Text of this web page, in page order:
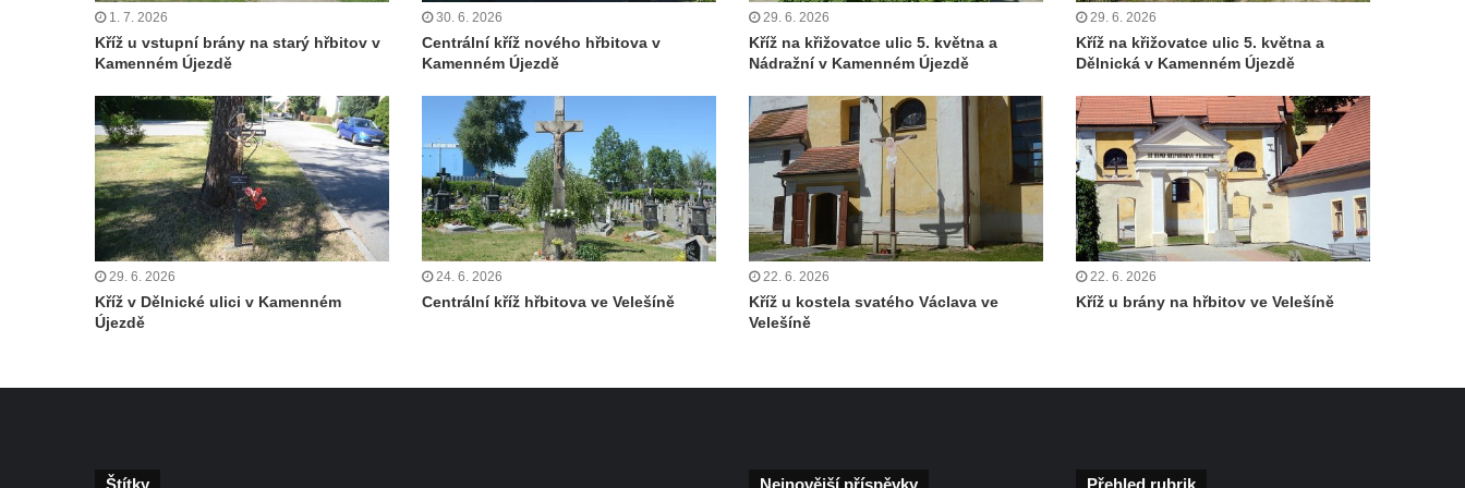
Neugebauerův kříž východně od Sloupu v
Čechách
Kříž u kostela Zvěstování Panny Marie v
Duchcově
Údajný kříž před kostelem svatých Petra a
Pavla v Jeníkově
Kříž na návsi v Jeníkově
Kříž na křižovatce v Teplické ulici v Lahošti
Kříž U Pěti lip na pastvině severovýchodně
od Mikulášovic
Wäberův kříž v zahradě domu čp. 184 v
1. 7. 2026
Kříž u vstupní brány na starý hřbitov v
Kamenném Újezdě
30. 6. 2026
Centrální kříž nového hřbitova v
Kamenném Újezdě
29. 6. 2026
Kříž na křižovatce ulic 5. května a
Nádražní v Kamenném Újezdě
29. 6. 2026
Kříž na křižovatce ulic 5. května a
Dělnická v Kamenném Újezdě
29. 6. 2026
Kříž v Dělnické ulici v Kamenném
Újezdě
24. 6. 2026
Centrální kříž hřbitova ve Velešíně
22. 6. 2026
Kříž u kostela svatého Václava ve
Velešíně
22. 6. 2026
Kříž u brány na hřbitov ve Velešíně
Štítky Nejnovější příspěvky Přehled rubrik